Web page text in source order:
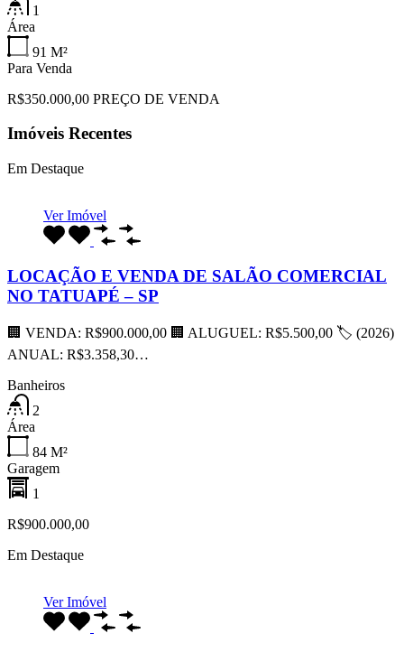
1
Área
91 M²
Para Venda
R$350.000,00 PREÇO DE VENDA
Imóveis Recentes
Em Destaque
Ver Imóvel
LOCAÇÃO E VENDA DE SALÃO COMERCIAL
NO TATUAPÉ – SP
🏢 VENDA: R$900.000,00 🏢 ALUGUEL: R$5.500,00 🏷 (2026)
ANUAL: R$3.358,30…
Banheiros
2
Área
84 M²
Garagem
1
R$900.000,00
Em Destaque
Ver Imóvel